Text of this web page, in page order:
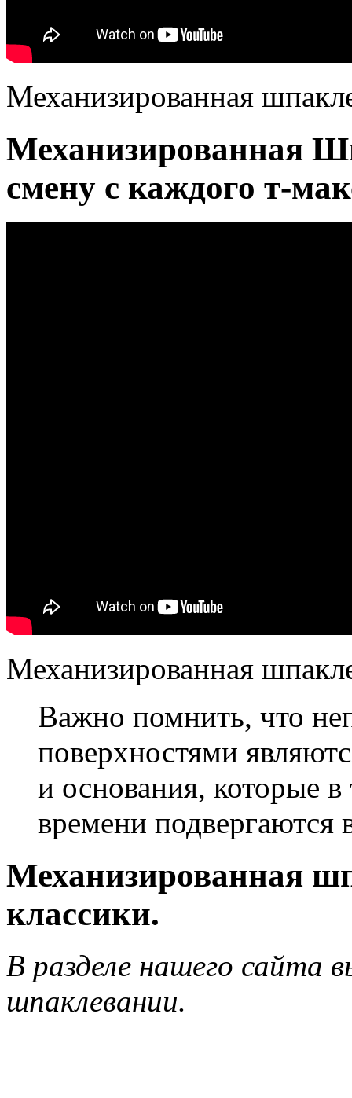
Механизированная
Механизированная
смену с каждого т-
Механизированная
Важно помнить, что
поверхностями
и основания, которые в
времени подвергаются
Механизированная
классики.
В разделе нашего сайта
шпаклевании.